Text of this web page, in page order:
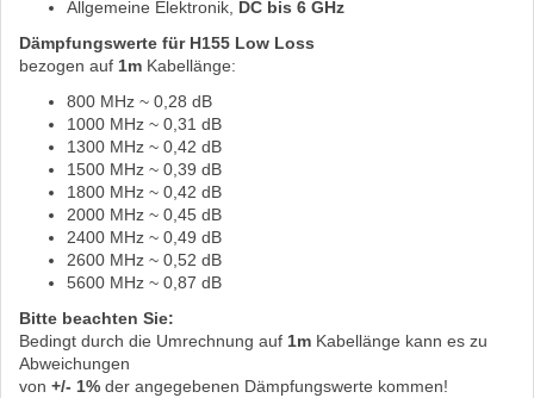
Allgemeine Elektronik, DC bis 6 GHz
Dämpfungswerte für H155 Low Loss
bezogen auf 1m Kabellänge:
800 MHz ~ 0,28 dB
1000 MHz ~ 0,31 dB
1300 MHz ~ 0,42 dB
1500 MHz ~ 0,39 dB
1800 MHz ~ 0,42 dB
2000 MHz ~ 0,45 dB
2400 MHz ~ 0,49 dB
2600 MHz ~ 0,52 dB
5600 MHz ~ 0,87 dB
Bitte beachten Sie:
Bedingt durch die Umrechnung auf 1m Kabellänge kann es zu
Abweichungen
von +/- 1% der angegebenen Dämpfungswerte kommen!